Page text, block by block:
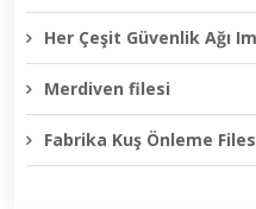
Her Çeşit Güvenlik Ağı
Merdiven filesi
Fabrika Kuş Önleme